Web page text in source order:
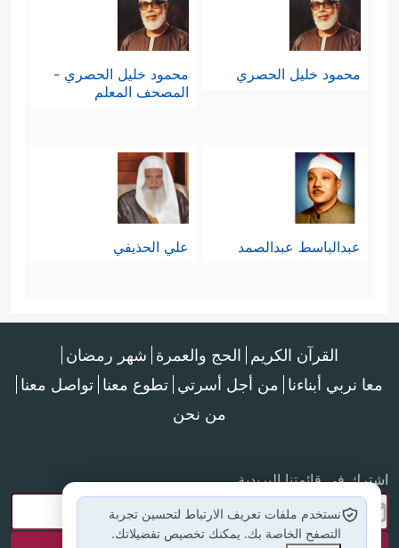
محمود خليل الحصري
محمود خليل الحصري -
المصحف المعلم
عبدالباسط عبدالصمد علي الحذيفي
القرآن الكريم الحج والعمرة شهر رمضان
معا نربي أبناءنا من أجل أسرتي تطوع معنا تواصل معنا
من نحن
اشترك في قائمتنا البريدية
نستخدم ملفات تعريف الارتباط لتحسين تجربة
التصفح الخاصة بك. يمكنك تخصيص تفضيلاتك.